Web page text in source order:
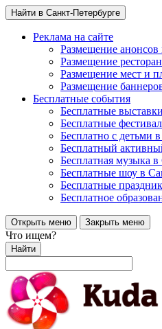
Найти в Санкт-Петербурге
Реклама на сайте
Размещение анонсов
Размещение
Размещение мест и
Размещение
Бесплатные события
Бесплатные
Бесплатные
Бесплатно с детьми
Бесплатный
Бесплатная музыка
Бесплатные шоу в
Бесплатные
Бесплатное
Открыть меню Закрыть меню
Что ищем?
Найти